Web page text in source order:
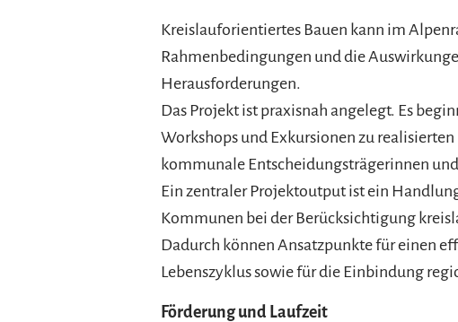
Kreislauforientiertes Bauen kann im
Rahmenbedingungen und die
Herausforderungen.
Das Projekt ist praxisnah angelegt. Es
Workshops und Exkursionen zu
kommunale Entscheidungsträgerinnen
Ein zentraler Projektoutput ist ein
Kommunen bei der Berücksichtigung
Dadurch können Ansatzpunkte für einen
Lebenszyklus sowie für die Einbindung
Förderung und Laufzeit